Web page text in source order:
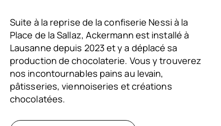
Suite à la reprise de la confiserie Nessi à la
Place de la Sallaz, Ackermann est installé à
Lausanne depuis 2023 et y a déplacé sa
production de chocolaterie. Vous y trouverez
nos incontournables pains au levain,
pâtisseries, viennoiseries et créations
chocolatées.